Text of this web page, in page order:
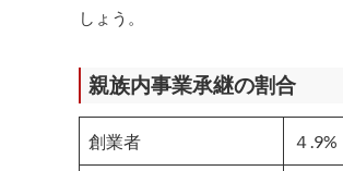
しょう。
親族内事業承継の割合
創業者 ４.9%